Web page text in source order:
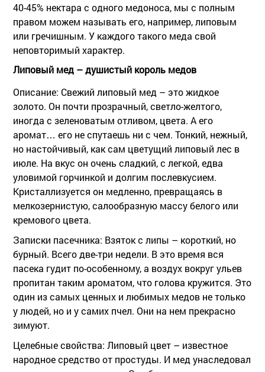
40-45% нектара с одного медоноса, мы с полным
правом можем называть его, например, липовым
или гречишным. У каждого такого меда свой
неповторимый характер.
Липовый мед – душистый король медов
Описание: Свежий липовый мед – это жидкое
золото. Он почти прозрачный, светло-желтого,
иногда с зеленоватым отливом, цвета. А его
аромат… его не спутаешь ни с чем. Тонкий, нежный,
но настойчивый, как сам цветущий липовый лес в
июле. На вкус он очень сладкий, с легкой, едва
уловимой горчинкой и долгим послевкусием.
Кристаллизуется он медленно, превращаясь в
мелкозернистую, салообразную массу белого или
кремового цвета.
Записки пасечника: Взяток с липы – короткий, но
бурный. Всего две-три недели. В это время вся
пасека гудит по-особенному, а воздух вокруг ульев
пропитан таким ароматом, что голова кружится. Это
один из самых ценных и любимых медов не только
у людей, но и у самих пчел. Они на нем прекрасно
зимуют.
Целебные свойства: Липовый цвет – известное
народное средство от простуды. И мед унаследовал